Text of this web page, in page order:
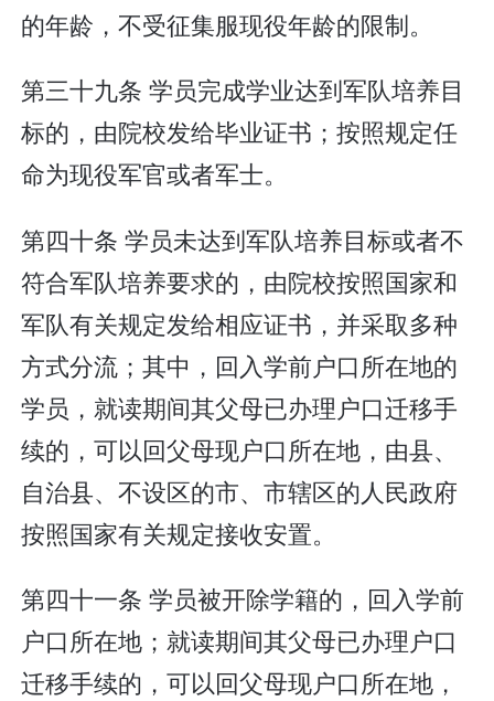
的年龄，不受征集服现役年龄的限制。
第三十九条 学员完成学业达到军队培养目
标的，由院校发给毕业证书；按照规定任
命为现役军官或者军士。
第四十条 学员未达到军队培养目标或者不
符合军队培养要求的，由院校按照国家和
军队有关规定发给相应证书，并采取多种
方式分流；其中，回入学前户口所在地的
学员，就读期间其父母已办理户口迁移手
续的，可以回父母现户口所在地，由县、
自治县、不设区的市、市辖区的人民政府
按照国家有关规定接收安置。
第四十一条 学员被开除学籍的，回入学前
户口所在地；就读期间其父母已办理户口
迁移手续的，可以回父母现户口所在地，